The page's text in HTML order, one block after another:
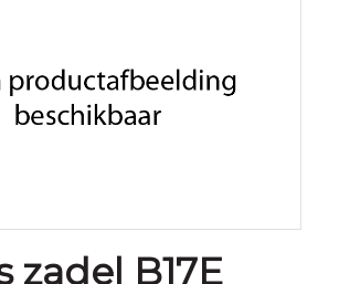
zadel B17E